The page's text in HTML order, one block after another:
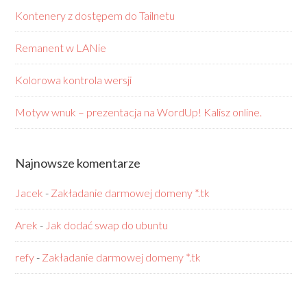
Kontenery z dostępem do Tailnetu
Remanent w LANie
Kolorowa kontrola wersji
Motyw wnuk – prezentacja na WordUp! Kalisz online.
Najnowsze komentarze
Jacek - Zakładanie darmowej domeny *.tk
Arek - Jak dodać swap do ubuntu
refy- Zakładanie darmowej domeny *.tk